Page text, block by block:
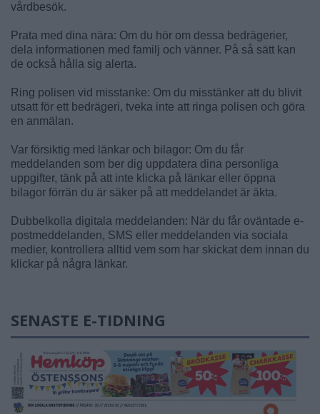
vårdbesök.
Prata med dina nära: Om du hör om dessa bedrägerier,
dela informationen med familj och vänner. På så sätt kan
de också hålla sig alerta.
Ring polisen vid misstanke: Om du misstänker att du blivit
utsatt för ett bedrägeri, tveka inte att ringa polisen och göra
en anmälan.
Var försiktig med länkar och bilagor: Om du får
meddelanden som ber dig uppdatera dina personliga
uppgifter, tänk på att inte klicka på länkar eller öppna
bilagor förrän du är säker på att meddelandet är äkta.
Dubbelkolla digitala meddelanden: När du får oväntade e-
postmeddelanden, SMS eller meddelanden via sociala
medier, kontrollera alltid vem som har skickat dem innan du
klickar på några länkar.
SENASTE E-TIDNING